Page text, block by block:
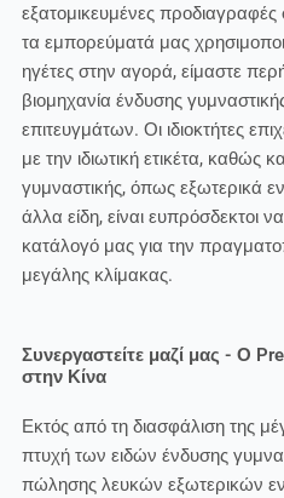
εξατομικευμένες προδιαγραφές
τα εμπορεύματά μας
ηγέτες στην αγορά, είμαστε
βιομηχανία ένδυσης
επιτευγμάτων. Οι ιδιοκτήτες
με την ιδιωτική ετικέτα, καθώς
γυμναστικής, όπως εξωτερικά
άλλα είδη, είναι ευπρόσδεκτοι
κατάλογό μας για την
μεγάλης κλίμακας.
Συνεργαστείτε μαζί μας - Ο
στην Κίνα
Εκτός από τη διασφάλιση της
πτυχή των ειδών ένδυσης
πώλησης λευκών εξωτερικών